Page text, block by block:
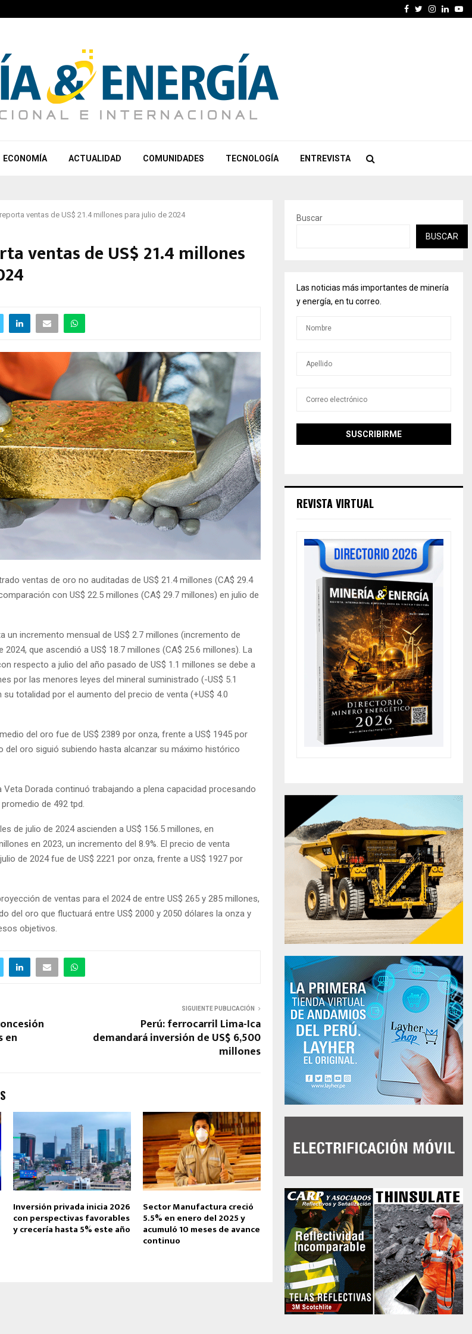
Facebook
Twitter
ECONOMÍA ACTUALIDAD COMUNIDADES TECNOLOGÍA ENTREVISTA
reporta ventas de US$ 21.4 millones para julio de 2024
ventas de US$ 21.4 millones
ventas de oro no auditadas de US$ 21.4 millones (CA$ 29.4
con US$ 22.5 millones (CA$ 29.7 millones) en julio de
un incremento mensual de US$ 2.7 millones (incremento de
2024, que ascendió a US$ 18.7 millones (CA$ 25.6 millones). La
respecto a julio del año pasado de US$ 1.1 millones se debe a
por las menores leyes del mineral suministrado (-US$ 5.1
totalidad por el aumento del precio de venta (+US$ 4.0
del oro fue de US$ 2389 por onza, frente a US$ 1945 por
del oro siguió subiendo hasta alcanzar su máximo histórico
Veta Dorada continuó trabajando a plena capacidad procesando
de 492 tpd.
de julio de 2024 ascienden a US$ 156.5 millones, en
en 2023, un incremento del 8.9%. El precio de venta
de 2024 fue de US$ 2221 por onza, frente a US$ 1927 por
de ventas para el 2024 de entre US$ 265 y 285 millones,
del oro que fluctuará entre US$ 2000 y 2050 dólares la onza y
objetivos.
en
SIGUIENTE PUBLICACIÓN
Perú: ferrocarril Lima-Ica
demandará inversión de US$ 6,500
millones
Inversión privada inicia 2026
con perspectivas favorables
y crecería hasta 5% este año
Sector Manufactura creció
5.5% en enero del 2025 y
acumuló 10 meses de avance
continuo
Buscar
BUSCAR
Las noticias más importantes de minería
y energía, en tu correo.
REVISTA VIRTUAL